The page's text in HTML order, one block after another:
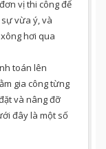
vị thi công để
vừa ý, và
hơi qua
toán lên
gia công từng
và nâng đỡ
đây là một số